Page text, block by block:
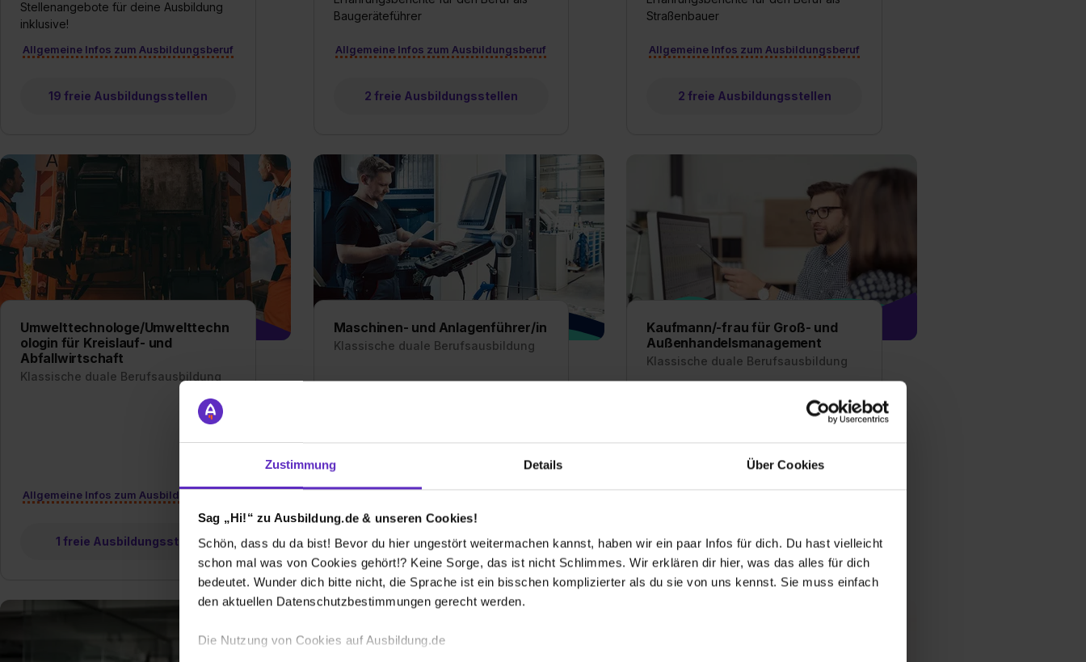
Zustimmung Details Über Cookies
Sag „Hi!“ zu Ausbildung.de & unseren Cookies!
Schön, dass du da bist! Bevor du hier ungestört weitermachen kannst, haben wir ein paar Infos für dich. Du hast vielleicht
schon mal was von Cookies gehört!? Keine Sorge, das ist nicht Schlimmes. Wir erklären dir hier, was das alles für dich
bedeutet. Wunder dich bitte nicht, die Sprache ist ein bisschen komplizierter als du sie von uns kennst. Sie muss einfach
den aktuellen Datenschutzbestimmungen gerecht werden.
Die Nutzung von Cookies auf Ausbildung.de
Stellenangebote für deine Ausbildung
inklusive!
Allgemeine Infos zum Ausbildungsberuf
19 freie Ausbildungsstellen
Baugeräteführer
Allgemeine Infos zum Ausbildungsberuf
2 freie Ausbildungsstellen
Straßenbauer
Allgemeine Infos zum Ausbildungsberuf
2 freie Ausbildungsstellen
Umwelttechnologe/Umwelttechn
ologin für Kreislauf- und
Abfallwirtschaft
Klassische duale Berufsausbildung
Allgemeine Infos zum Ausbildungsberuf
1 freie Ausbildungsstelle
Maschinen- und Anlagenführer/in
Klassische duale Berufsausbildung
Erfahrungsberichte für den Beruf als
Maschinen- und Anlagenführerin
1 freie Ausbildungsstelle
Kaufmann/-frau für Groß- und
Außenhandelsmanagement
Klassische duale Berufsausbildung
Ausbildung zum Kaufmann bzw. zur
1 freie Ausbildungsstelle